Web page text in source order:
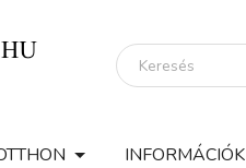
INFORMÁCIÓK